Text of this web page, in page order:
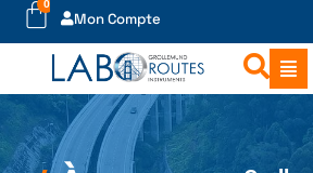
0
Mon Compte